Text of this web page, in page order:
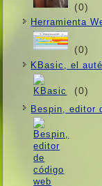
(0)
Herramienta
(0)
KBasic, el
(0)
Bespin, editor